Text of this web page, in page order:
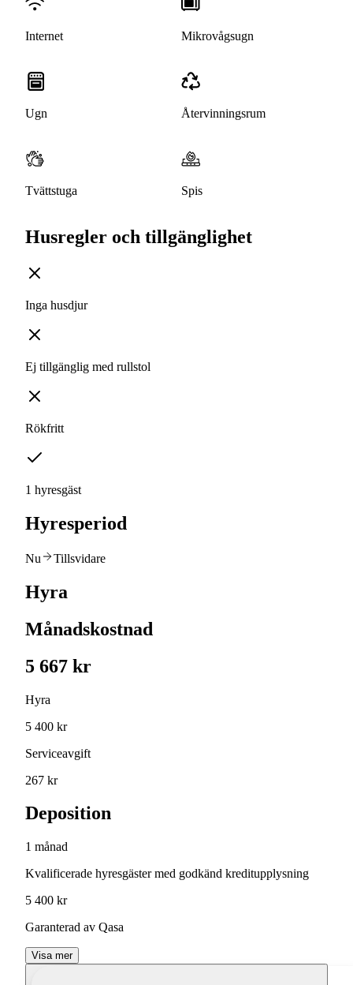
Internet Mikrovågsugn
Ugn Återvinningsrum
Tvättstuga Spis
Husregler och tillgänglighet
Inga husdjur
Ej tillgänglig med rullstol
Rökfritt
1 hyresgäst
Hyresperiod
Nu Tillsvidare
Hyra
Månadskostnad
5 667 kr
Hyra
5 400 kr
Serviceavgift
267 kr
Deposition
1 månad
Kvalificerade hyresgäster med godkänd kreditupplysning
5 400 kr
Garanterad av Qasa
Visa mer